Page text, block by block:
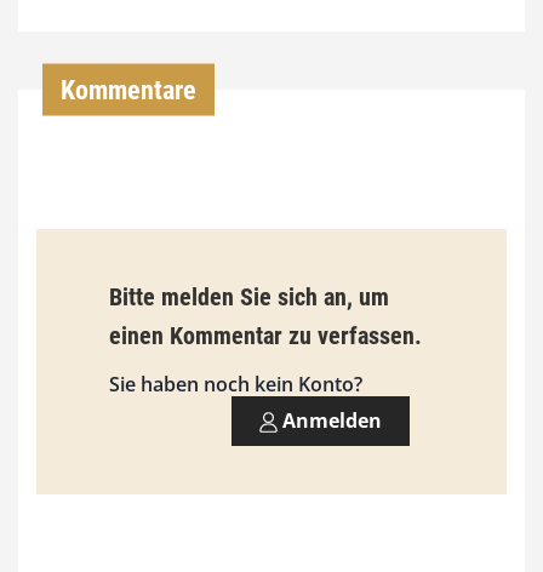
€
i
s
9
0
Kommentare
Bitte melden Sie sich an, um
einen Kommentar zu verfassen.
Sie haben noch kein Konto?
Anmelden